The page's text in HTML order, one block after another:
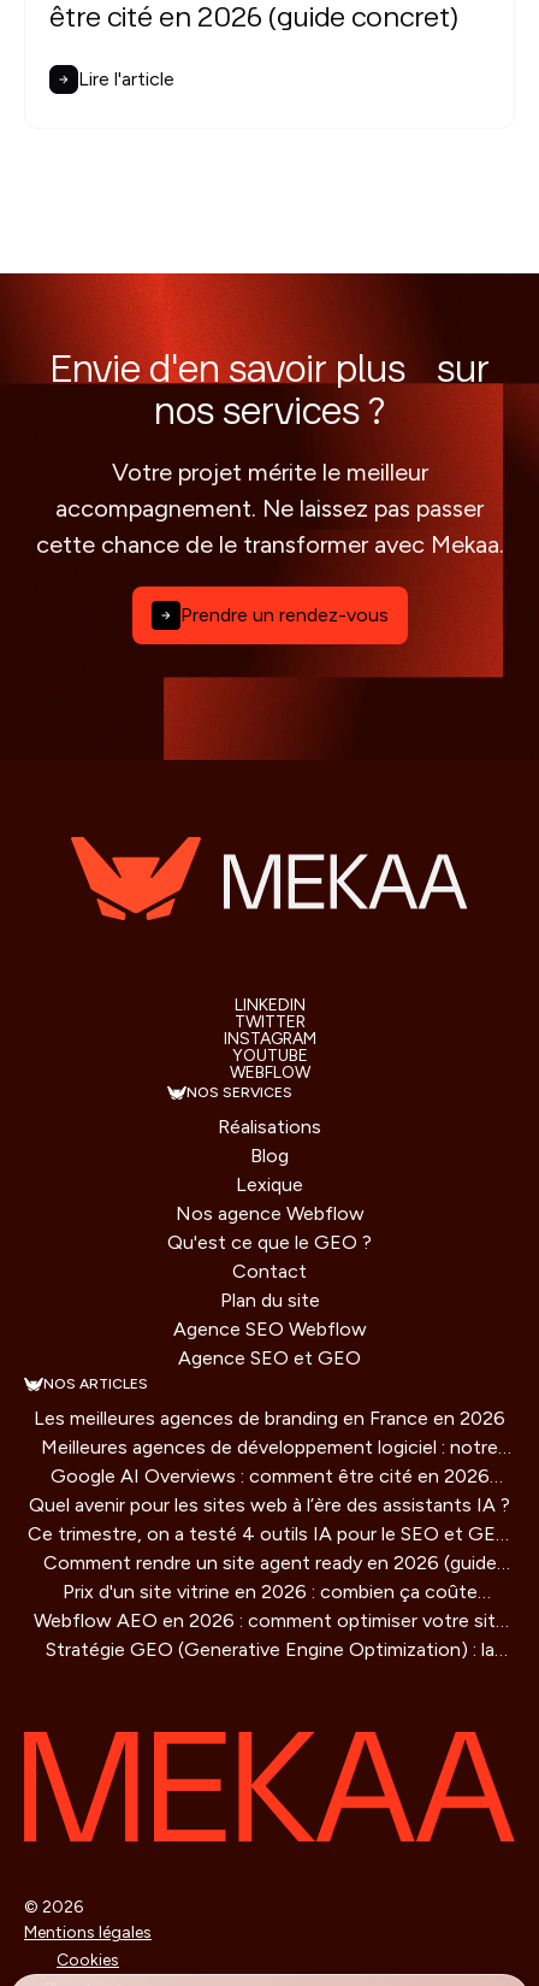
être cité en 2026 (guide concret)
Lire l'article
Envie d'en savoir plus sur
nos services ?
Votre projet mérite le meilleur
accompagnement. Ne laissez pas passer
cette chance de le transformer avec Mekaa.
Prendre un rendez-vous
LINKEDIN
TWITTER
INSTAGRAM
YOUTUBE
WEBFLOW
NOS SERVICES
Réalisations
Blog
Lexique
Nos agence Webflow
Qu'est ce que le GEO ?
Contact
Plan du site
Agence SEO Webflow
Agence SEO et GEO
NOS ARTICLES
Les meilleures agences de branding en France en 2026
Meilleures agences de développement logiciel : notre
comparatif 2026
Google AI Overviews : comment être cité en 2026
(guide concret)
Quel avenir pour les sites web à l’ère des assistants IA ?
Ce trimestre, on a testé 4 outils IA pour le SEO et GEO
: verdict honnête
Comment rendre un site agent ready en 2026 (guide
technique)
Prix d'un site vitrine en 2026 : combien ça coûte
vraiment ?
Webflow AEO en 2026 : comment optimiser votre site
pour être cité par les moteurs IA
Stratégie GEO (Generative Engine Optimization) : la
Mentions légales
Cookies
© 2026